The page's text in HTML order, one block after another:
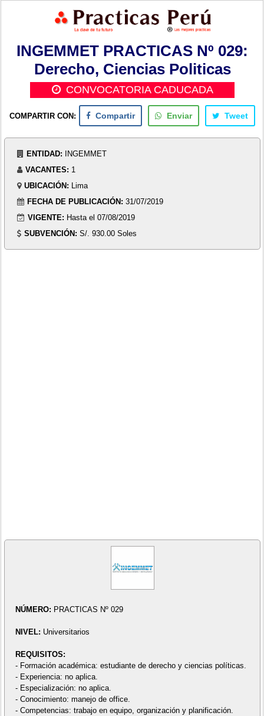
INGEMMET PRACTICAS Nº 029:
Derecho, Ciencias Politicas
CONVOCATORIA CADUCADA
COMPARTIR CON: Compartir Enviar Tweet
ENTIDAD:
INGEMMET
VACANTES: 1
UBICACIÓN:
Lima
FECHA DE PUBLICACIÓN: 31/07/2019
VIGENTE: Hasta el 07/08/2019
SUBVENCIÓN: S/. 930.00 Soles
NÚMERO: PRACTICAS Nº 029
NIVEL: Universitarios
REQUISITOS:
- Formación académica: estudiante de derecho y ciencias políticas.
- Experiencia: no aplica.
- Especialización: no aplica.
- Conocimiento: manejo de office.
- Competencias: trabajo en equipo, organización y planificación.